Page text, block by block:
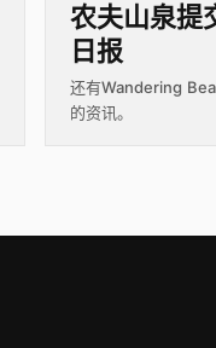
农夫山泉提
日报
还有Wandering
的资讯。